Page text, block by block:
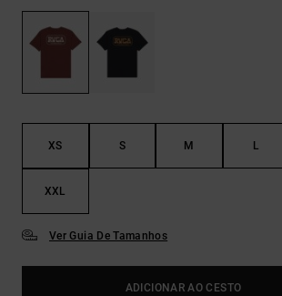
XS S M L
XXL
Ver Guia De Tamanhos
ADICIONAR AO CESTO